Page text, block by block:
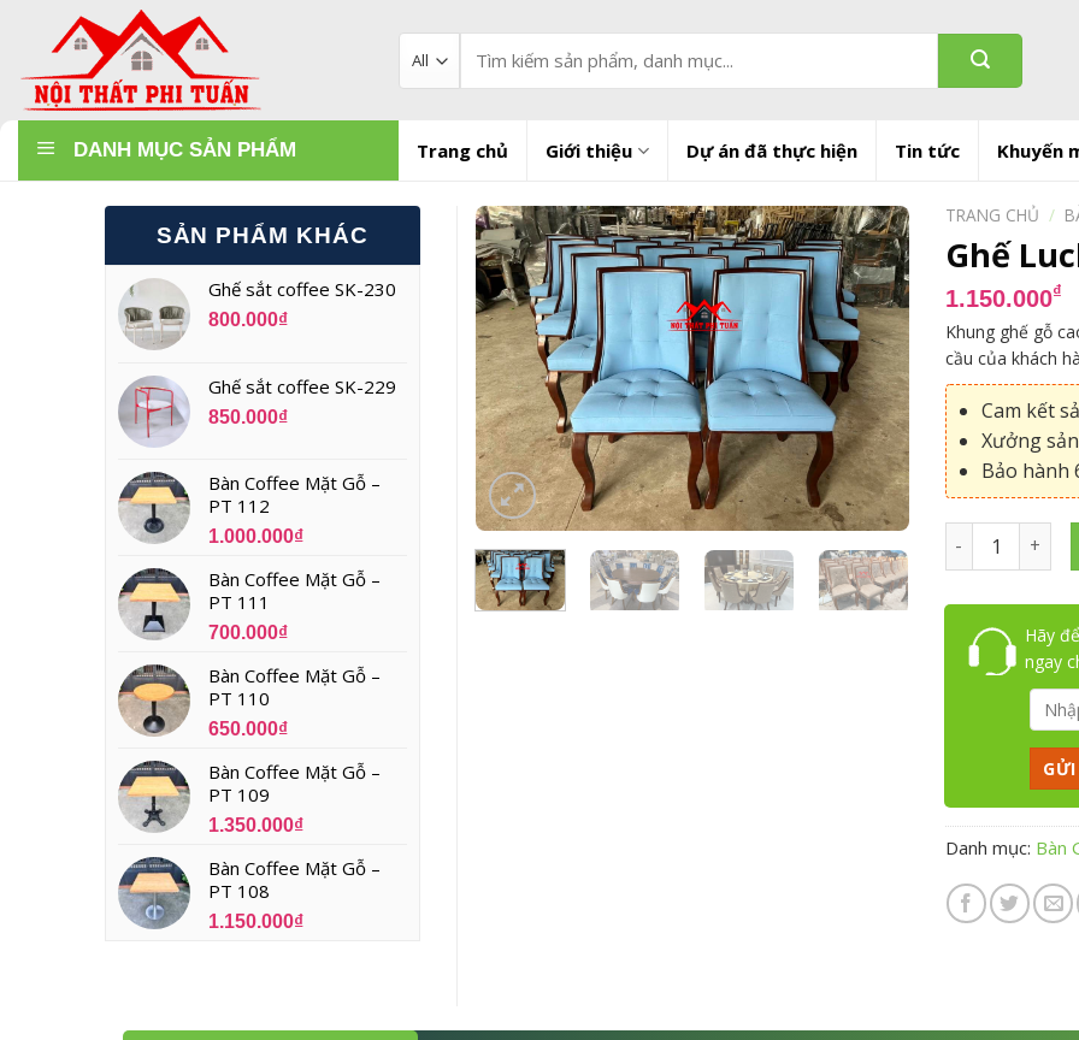
content
kiếm:
DANH MỤC SẢN PHẨM Trang chủ Giới thiệu Dự án đã thực hiện Tin tức Khuyến
TRANG CHỦ /
Ghế
1.150.000₫
Khung ghế gỗ
cầu của khách
Cam kết
Xưởng
Bảo hành
Ghế Lucky
Hãy
ngay
Danh mục: Bàn
SẢN PHẨM KHÁC
Ghế sắt coffee SK-230
800.000₫
Ghế sắt coffee SK-229
850.000₫
Bàn Coffee Mặt Gỗ –
PT 112
1.000.000₫
Bàn Coffee Mặt Gỗ –
PT 111
700.000₫
Bàn Coffee Mặt Gỗ –
PT 110
650.000₫
Bàn Coffee Mặt Gỗ –
PT 109
1.350.000₫
Bàn Coffee Mặt Gỗ –
PT 108
1.150.000₫